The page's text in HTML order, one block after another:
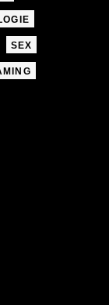
SEX